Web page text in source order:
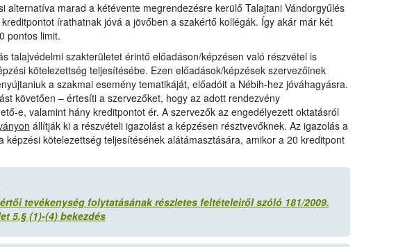
alternatíva marad a kétévente megrendezésre kerülő Talajtani Vándorgyűlés
írathatnak jóvá a jövőben a szakértő kollégák. Így akár már két
pontos limit.
talajvédelmi szakterületet érintő előadáson/képzésen való részvétel is
kötelezettség teljesítésébe. Ezen előadások/képzések szervezőinek
a szakmai esemény tematikáját, előadóit a Nébih-hez jóváhagyásra.
követően – értesíti a szervezőket, hogy az adott rendezvény
e, valamint hány kreditpontot ér. A szervezők az engedélyezett oktatásról
állítják ki a részvételi igazolást a képzésen résztvevőknek. Az igazolás a
képzési kötelezettség teljesítésének alátámasztására, amikor a 20 kreditpont
tevékenység folytatásának részletes feltételeiről szóló 181/2009.
5.§ (1)-(4) bekezdés